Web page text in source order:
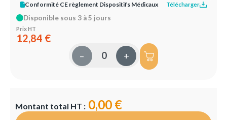
Conformité CE règlement Dispositifs Médicaux Télécharger
Disponible sous 3 à 5 jours
Prix HT
12,84 €
– +
Montant total HT : 0,00 €